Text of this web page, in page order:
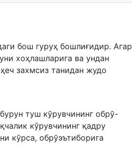
бош гуруҳ бошлиғидир. Агар
хоҳлашларига ва ундан
захмсиз танидан жудо
туш кўрувчининг обрў-
кўрувчининг қадру
кўрса, обрўэътиборига